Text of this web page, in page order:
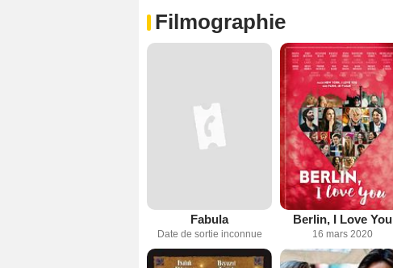
Filmographie
Fabula
Date de sortie inconnue
Berlin, I Love You
16 mars 2020